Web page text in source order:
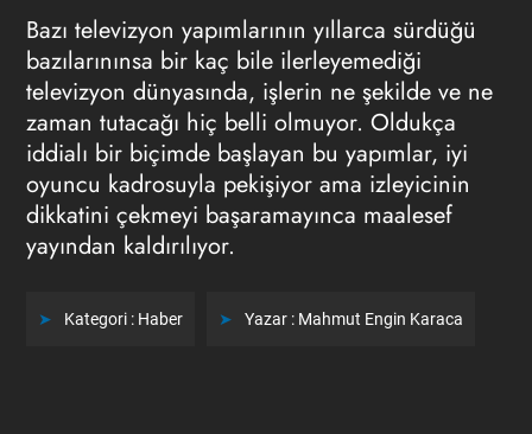
Bazı televizyon yapımlarının yıllarca sürdüğü
bazılarınınsa bir kaç bile ilerleyemediği
televizyon dünyasında, işlerin ne şekilde ve ne
zaman tutacağı hiç belli olmuyor. Oldukça
iddialı bir biçimde başlayan bu yapımlar, iyi
oyuncu kadrosuyla pekişiyor ama izleyicinin
dikkatini çekmeyi başaramayınca maalesef
yayından kaldırılıyor.
Kategori : Haber Yazar : Mahmut Engin Karaca